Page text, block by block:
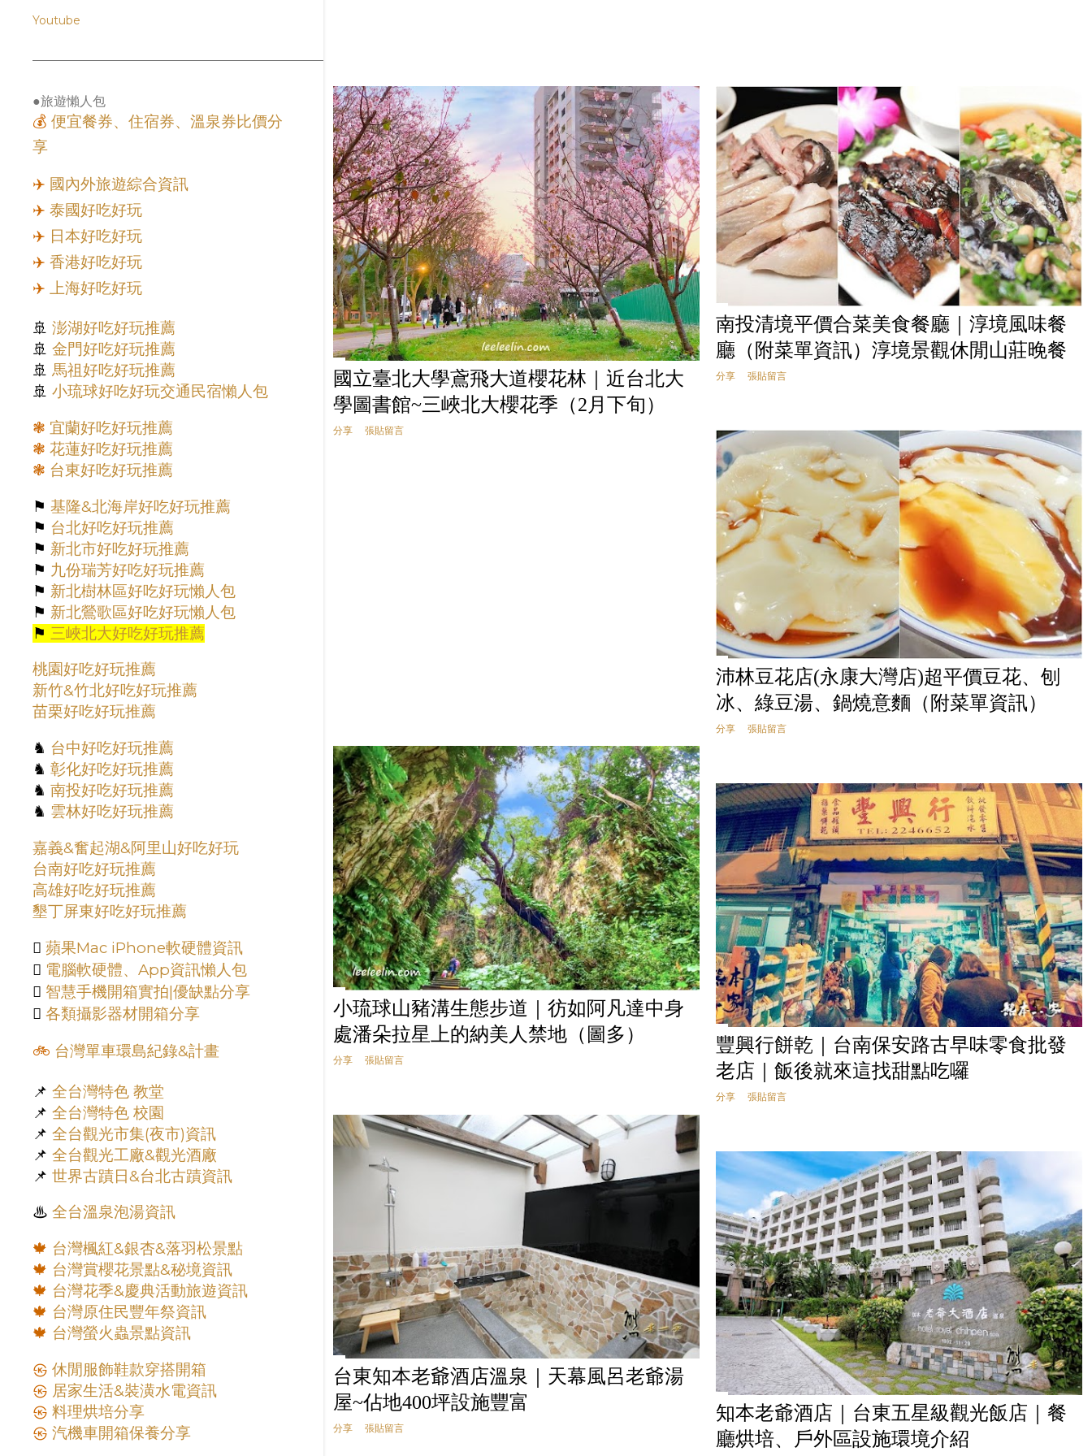
國立臺北大學鳶飛大道櫻花林｜近台北大
學圖書館~三峽北大櫻花季（2月下旬）
分享 張貼留言
南投清境平價合菜美食餐廳｜淳境風味餐
廳（附菜單資訊）淳境景觀休閒山莊晚餐
分享 張貼留言
沛林豆花店(永康大灣店)超平價豆花、刨
冰、綠豆湯、鍋燒意麵（附菜單資訊）
分享 張貼留言
小琉球山豬溝生態步道｜彷如阿凡達中身
處潘朵拉星上的納美人禁地（圖多）
分享 張貼留言
豐興行餅乾｜台南保安路古早味零食批發
老店｜飯後就來這找甜點吃囉
分享 張貼留言
台東知本老爺酒店溫泉｜天幕風呂老爺湯
屋~佔地400坪設施豐富
分享 張貼留言
知本老爺酒店｜台東五星級觀光飯店｜餐
廳烘培、戶外區設施環境介紹
Youtube
●旅遊懶人包
💰 便宜餐券、住宿券、溫泉券比價分
享
✈️ 國內外旅遊綜合資訊
✈️ 泰國好吃好玩
✈️ 日本好吃好玩
✈️ 香港好吃好玩
✈️ 上海好吃好玩
🚢 澎湖好吃好玩推薦
🚢 金門好吃好玩推薦
🚢 馬祖好吃好玩推薦
🚢 小琉球好吃好玩交通民宿懶人包
❃ 宜蘭好吃好玩推薦
❃ 花蓮好吃好玩推薦
❃ 台東好吃好玩推薦
⚑ 基隆&北海岸好吃好玩推薦
⚑ 台北好吃好玩推薦
⚑ 新北市好吃好玩推薦
⚑ 九份瑞芳好吃好玩推薦
⚑ 新北樹林區好吃好玩懶人包
⚑ 新北鶯歌區好吃好玩懶人包
⚑ 三峽北大好吃好玩推薦
桃園好吃好玩推薦
新竹&竹北好吃好玩推薦
苗栗好吃好玩推薦
♞ 台中好吃好玩推薦
♞ 彰化好吃好玩推薦
♞ 南投好吃好玩推薦
♞ 雲林好吃好玩推薦
嘉義&奮起湖&阿里山好吃好玩
台南好吃好玩推薦
高雄好吃好玩推薦
墾丁屏東好吃好玩推薦
 蘋果Mac iPhone軟硬體資訊
 電腦軟硬體、App資訊懶人包
 智慧手機開箱實拍|優缺點分享
 各類攝影器材開箱分享
🚲 台灣單車環島紀錄&計畫
📌 全台灣特色 教堂
📌 全台灣特色 校園
📌 全台觀光市集(夜市)資訊
📌 全台觀光工廠&觀光酒廠
📌 世界古蹟日&台北古蹟資訊
♨︎ 全台溫泉泡湯資訊
🍁 台灣楓紅&銀杏&落羽松景點
🍁 台灣賞櫻花景點&秘境資訊
🍁 台灣花季&慶典活動旅遊資訊
🍁 台灣原住民豐年祭資訊
🍁 台灣螢火蟲景點資訊
㉿ 休閒服飾鞋款穿搭開箱
㉿ 居家生活&裝潢水電資訊
㉿ 料理烘培分享
㉿ 汽機車開箱保養分享